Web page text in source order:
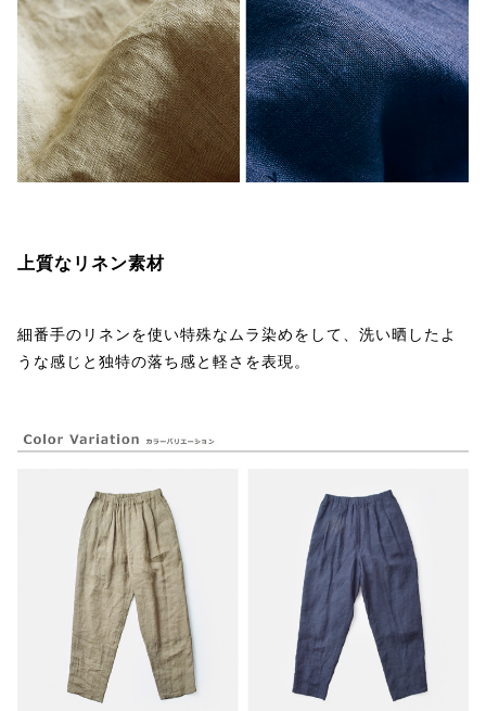
上質なリネン素材
細番手のリネンを使い特殊なムラ染めをして、洗い晒したよ
うな感じと独特の落ち感と軽さを表現。